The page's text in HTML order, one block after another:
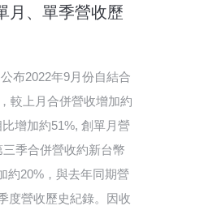
菁英招募
月、單季營收歷
布2022年9月份自結合
較上月合併營收增加約
增加約51%, 創單月營
季合併營收約新台幣
約20%，與去年同期營
度營收歷史紀錄。因收